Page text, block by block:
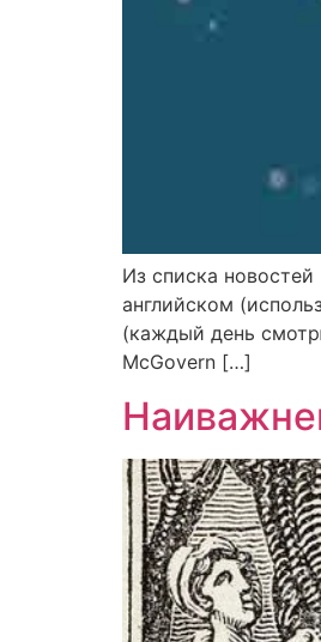
Из списка
английском
(каждый день
McGovern […]